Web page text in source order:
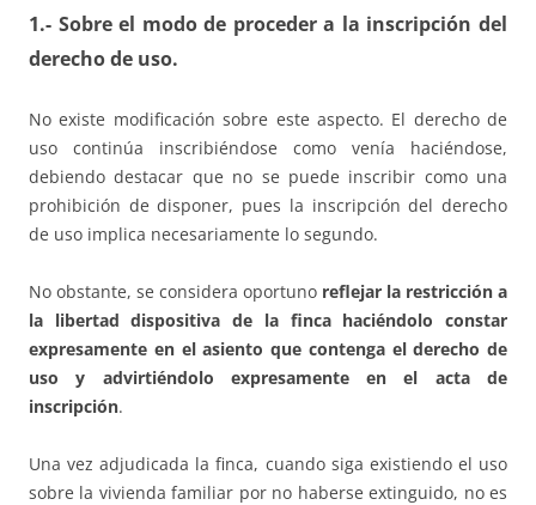
1.- Sobre el modo de proceder a la inscripción del
derecho de uso.
No existe modificación sobre este aspecto. El derecho de
uso continúa inscribiéndose como venía haciéndose,
debiendo destacar que no se puede inscribir como una
prohibición de disponer, pues la inscripción del derecho
de uso implica necesariamente lo segundo.
No obstante, se considera oportuno reflejar la restricción a
la libertad dispositiva de la finca haciéndolo constar
expresamente en el asiento que contenga el derecho de
uso y advirtiéndolo expresamente en el acta de
inscripción.
Una vez adjudicada la finca, cuando siga existiendo el uso
sobre la vivienda familiar por no haberse extinguido, no es